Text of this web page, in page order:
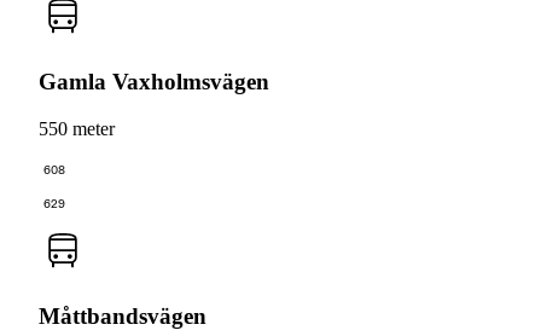
Gamla Vaxholmsvägen
550 meter
608
629
Måttbandsvägen